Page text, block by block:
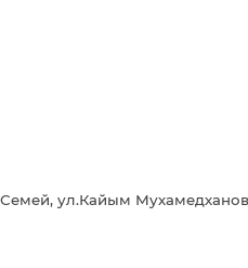
ул.Кайым